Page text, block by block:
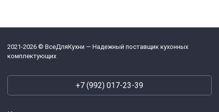
2021-2026 © ВсеДляКухни — Надежный поставщик кухонных
комплектующих
+7 (992) 017-23-39